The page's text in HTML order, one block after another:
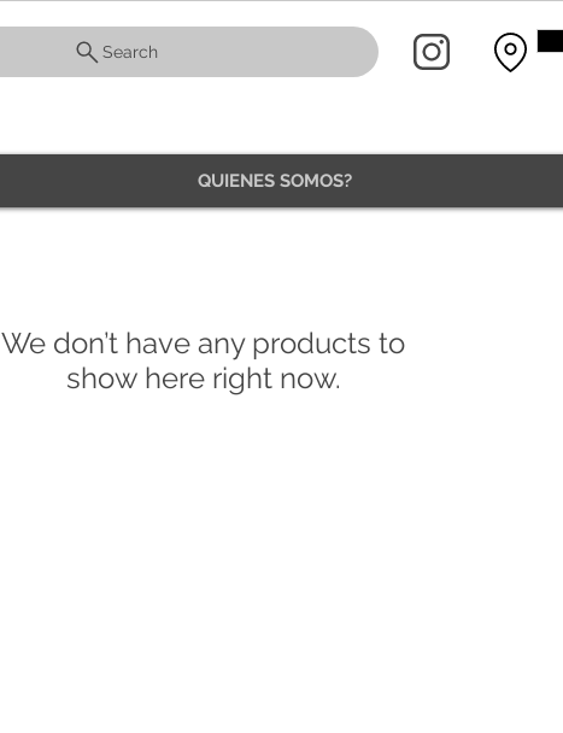
Search
QUIENES SOMOS?
We don’t have any products to
show here right now.